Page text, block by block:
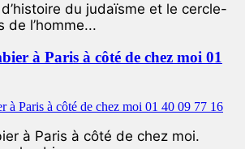
du judaïsme et le cercle-
de l’homme...
à Paris à côté de chez moi 01
à Paris à côté de chez moi.